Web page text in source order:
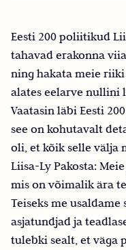
Eesti 200 poliitikud
tahavad erakonna
ning hakata meie
alates eelarve nullini
Vaatasin läbi Eesti
see on kohutavalt
oli, et kõik selle välja
Liisa-Ly Pakosta:
mis on võimalik ära
Teiseks me
asjatundjad ja
tulebki sealt, et väga